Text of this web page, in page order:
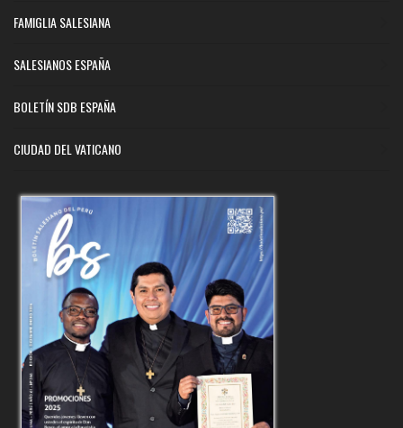
FAMIGLIA SALESIANA
SALESIANOS ESPAÑA
BOLETÍN SDB ESPAÑA
CIUDAD DEL VATICANO